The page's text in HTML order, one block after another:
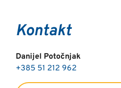
Kontakt
Danijel Potočnjak
+385 51 212 962